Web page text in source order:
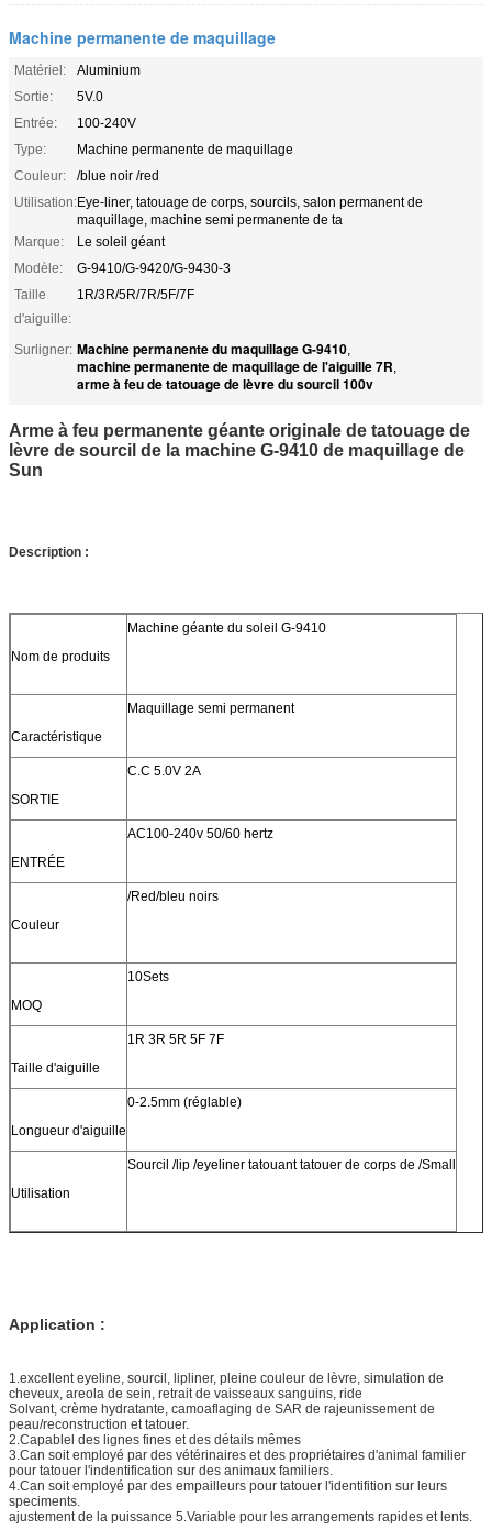
Machine permanente de maquillage
Matériel:
Aluminium
Sortie:
5V.0
Entrée:
100-240V
Type:
Machine permanente de maquillage
Couleur:
/blue noir /red
Utilisation:Eye-liner, tatouage de corps, sourcils, salon permanent de
maquillage, machine semi permanente de ta
Marque:
Le soleil géant
Modèle:
G-9410/G-9420/G-9430-3
Taille
d'aiguille:
1R/3R/5R/7R/5F/7F
Surligner: Machine permanente du maquillage G-9410,
machine permanente de maquillage de l'aiguille 7R,
arme à feu de tatouage de lèvre du sourcil 100v
Arme à feu permanente géante originale de tatouage de
lèvre de sourcil de la machine G-9410 de maquillage de
Sun
Description :
Nom de produits
Machine géante du soleil G-9410
Caractéristique
Maquillage semi permanent
SORTIE
C.C 5.0V 2A
ENTRÉE
AC100-240v 50/60 hertz
Couleur
/Red/bleu noirs
MOQ
10Sets
Taille d'aiguille
1R 3R 5R 5F 7F
Longueur d'aiguille
0-2.5mm (réglable)
Utilisation
Sourcil /lip /eyeliner tatouant tatouer de corps de /Small
Application :
1.excellent eyeline, sourcil, lipliner, pleine couleur de lèvre, simulation de
cheveux, areola de sein, retrait de vaisseaux sanguins, ride
Solvant, crème hydratante, camoaflaging de SAR de rajeunissement de
peau/reconstruction et tatouer.
2.Capablel des lignes fines et des détails mêmes
3.Can soit employé par des vétérinaires et des propriétaires d'animal familier
pour tatouer l'indentification sur des animaux familiers.
4.Can soit employé par des empailleurs pour tatouer l'identifition sur leurs
speciments.
ajustement de la puissance 5.Variable pour les arrangements rapides et lents.